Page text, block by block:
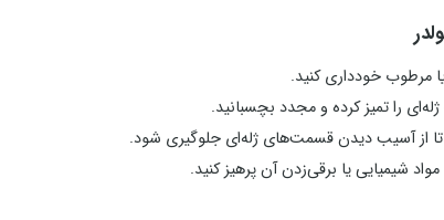
مرطوب خودداری کنید.
را تمیز کرده و مجدد بچسبانید.
تا از آسیب دیدن قسمت‌های ژله‌ای جلوگیری شود.
شیمیایی یا برقی‌زدن آن پرهیز کنید.